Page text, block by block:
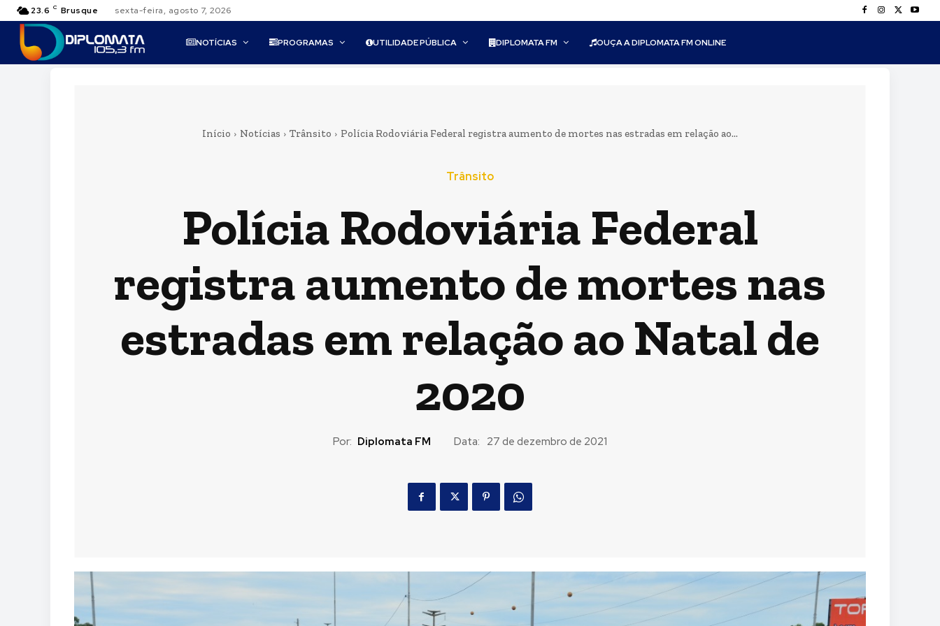
23.6 C Brusque sexta-feira, agosto 7, 2026
NOTÍCIAS PROGRAMAS UTILIDADE PÚBLICA DIPLOMATA FM OUÇA A DIPLOMATA FM ONLINE
Início Notícias Trânsito Polícia Rodoviária Federal registra aumento de mortes nas estradas em relação ao...
Trânsito
Polícia Rodoviária Federal
registra aumento de mortes nas
estradas em relação ao Natal de
2020
Por: Diplomata FM Data: 27 de dezembro de 2021